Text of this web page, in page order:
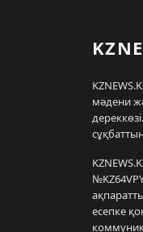
мәдени
есепке